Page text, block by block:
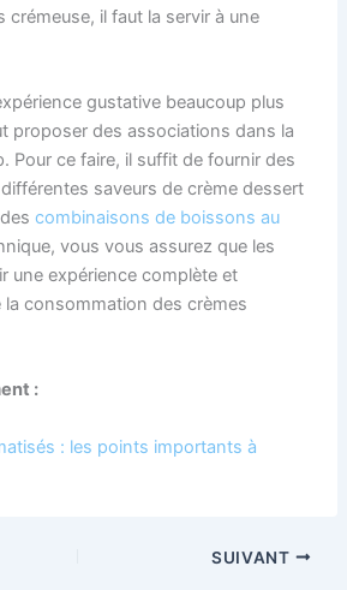
crémeuse, il faut la servir à une
gustative beaucoup plus
proposer des associations dans la
Pour ce faire, il suffit de fournir des
saveurs de crème dessert
descombinaisons de boissons au
vous vous assurez que les
une expérience complète et
la consommation des crèmes
:
: les points importants à
SUIVANT